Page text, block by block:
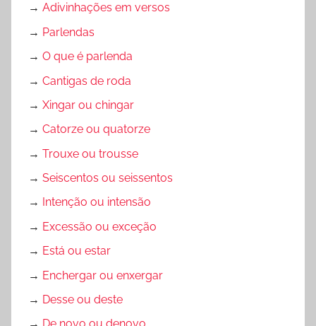
→ Adivinhações em versos
→ Parlendas
→ O que é parlenda
→ Cantigas de roda
→ Xingar ou chingar
→ Catorze ou quatorze
→ Trouxe ou trousse
→ Seiscentos ou seissentos
→
Intenção ou intensão
→ Excessão ou exceção
→ Está ou estar
→ Enchergar ou enxergar
→ Desse ou deste